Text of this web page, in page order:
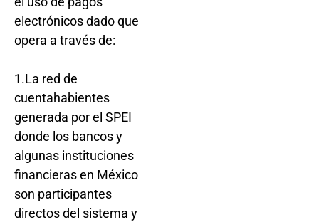
electrónicos dado que
opera a través de:
1.La red de
cuentahabientes
generada por el SPEI
donde los bancos y
algunas instituciones
financieras en México
son participantes
directos del sistema y